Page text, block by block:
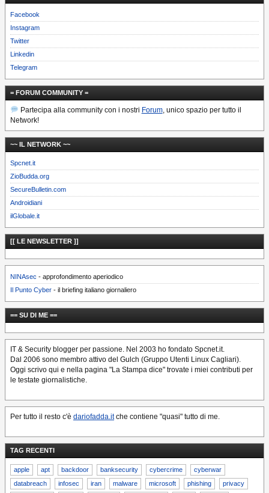
Facebook
Instagram
Twitter
Linkedin
Telegram
= FORUM COMMUNITY =
Partecipa alla community con i nostri Forum, unico spazio per tutto il
Network!
~~ IL NETWORK ~~
Spcnet.it
ZioBudda.org
SecureBulletin.com
Androidiani
ilGlobale.it
[[ LE NEWSLETTER ]]
NINAsec - approfondimento aperiodico
Il Punto Cyber - il briefing italiano giornaliero
== SU DI ME ==
IT & Security blogger per passione. Nel 2003 ho fondato Spcnet.it.
Dal 2006 sono membro attivo del Gulch (Gruppo Utenti Linux Cagliari).
Oggi scrivo qui e nella pagina "La Stampa dice" trovate i miei contributi per
le testate giornalistiche.
Per tutto il resto c'è dariofadda.itche contiene "quasi" tutto di me.
TAG RECENTI
apple apt backdoor banksecurity cybercrime
cyberwar
databreach
infosec iran malware microsoft phishing privacy